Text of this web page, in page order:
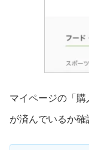
マイページの「
が済んでいるか確